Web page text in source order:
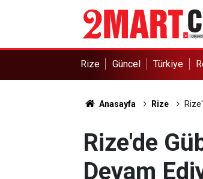
Rize Güncel Türkiye
Anasayfa Rize
Rize'de
Devam